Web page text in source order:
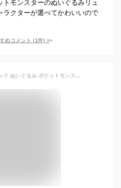
モンスターのぬいぐるみリュ
ラクターが選べてかわいいので
めコメント (1件) >
送料無料 ポケモン リュック ぬいぐるみ ポケットモンスター キッズ 子供リュックサック ファスナー ピカチュウ ゲンガー カビゴン ミュウ ヒバニー キッズ 子供 男女兼用 女の子 男の子 子供用 こども 子ども 女子 男子 かわいい 可愛い おしゃれ 人気 キャラクター グッズ